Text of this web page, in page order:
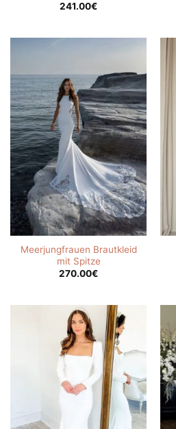
241.00€
Meerjungfrauen Brautkleid
mit Spitze
270.00€